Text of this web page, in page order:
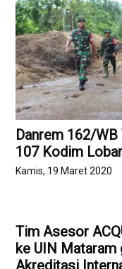
Danrem 162/
107 Kodim Lobar
Kamis, 19 Maret 2020
Tim Asesor
ke UIN
Akreditasi